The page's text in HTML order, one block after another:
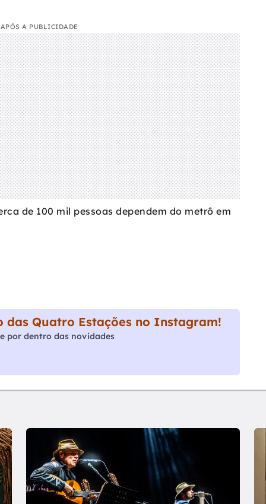
A PUBLICIDADE
de 100 mil pessoas dependem do metrô em
das Quatro Estações no Instagram!
por dentro das novidades